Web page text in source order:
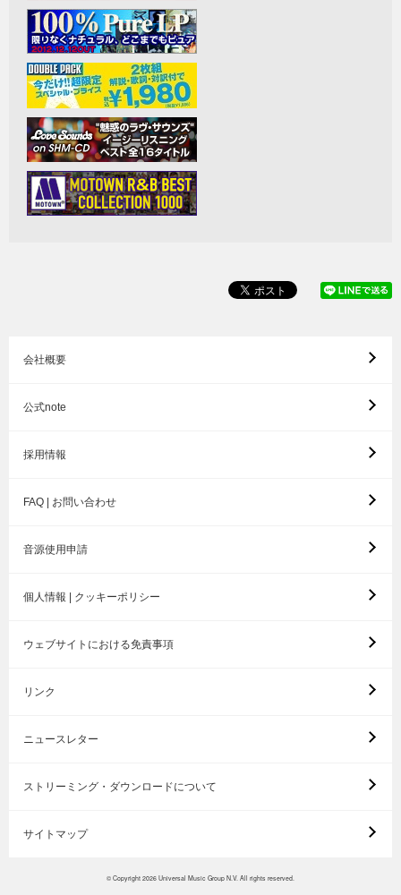
会社概要
公式note
採用情報
FAQ | お問い合わせ
音源使用申請
個人情報 | クッキーポリシー
ウェブサイトにおける免責事項
リンク
ニュースレター
ストリーミング・ダウンロードについて
サイトマップ
© Copyright 2026 Universal Music Group N.V. All rights reserved.